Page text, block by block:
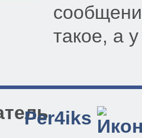
такое, а
Per4iks